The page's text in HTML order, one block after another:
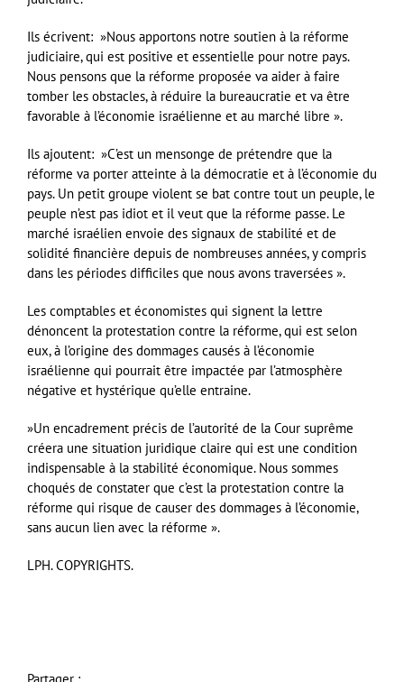
Ils écrivent: »Nous apportons notre soutien à la réforme
judiciaire, qui est positive et essentielle pour notre pays.
Nous pensons que la réforme proposée va aider à faire
tomber les obstacles, à réduire la bureaucratie et va être
favorable à l’économie israélienne et au marché libre ».
Ils ajoutent: »C’est un mensonge de prétendre que la
réforme va porter atteinte à la démocratie et à l’économie du
pays. Un petit groupe violent se bat contre tout un peuple, le
peuple n’est pas idiot et il veut que la réforme passe. Le
marché israélien envoie des signaux de stabilité et de
solidité financière depuis de nombreuses années, y compris
dans les périodes difficiles que nous avons traversées ».
Les comptables et économistes qui signent la lettre
dénoncent la protestation contre la réforme, qui est selon
eux, à l’origine des dommages causés à l’économie
israélienne qui pourrait être impactée par l’atmosphère
négative et hystérique qu’elle entraine.
»Un encadrement précis de l’autorité de la Cour suprême
créera une situation juridique claire qui est une condition
indispensable à la stabilité économique. Nous sommes
choqués de constater que c’est la protestation contre la
réforme qui risque de causer des dommages à l’économie,
sans aucun lien avec la réforme ».
LPH. COPYRIGHTS.